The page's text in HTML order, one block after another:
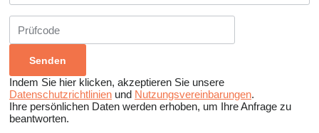
Indem Sie hier klicken, akzeptieren Sie unsere
Datenschutzrichtlinien und Nutzungsvereinbarungen.
Ihre persönlichen Daten werden erhoben, um Ihre Anfrage zu
beantworten.